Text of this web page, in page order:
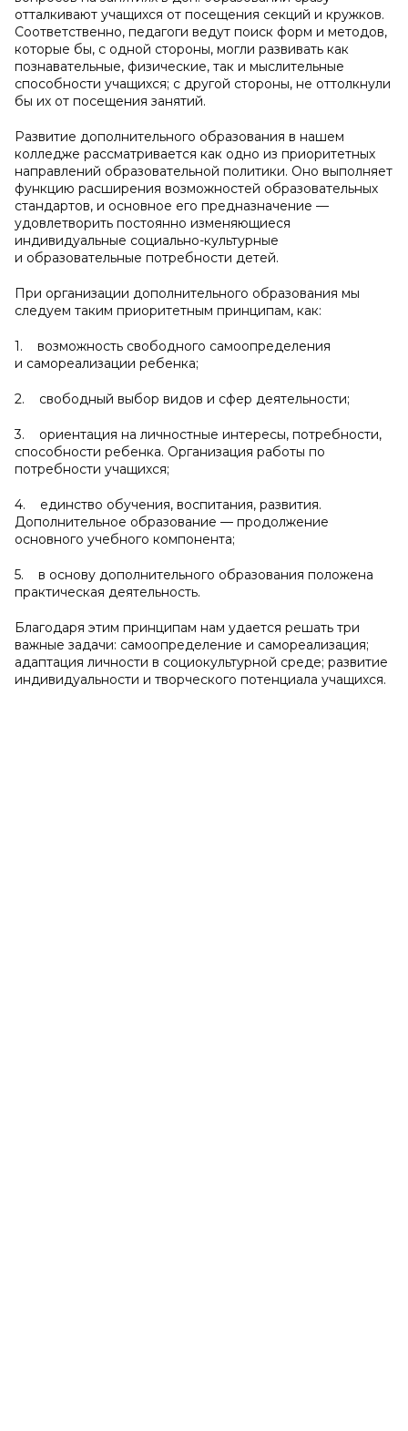
отталкивают учащихся от посещения секций и кружков.
Соответственно, педагоги ведут поиск форм и методов,
которые бы, с одной стороны, могли развивать как
познавательные, физические, так и мыслительные
способности учащихся; с другой стороны, не оттолкнули
бы их от посещения занятий.
Развитие дополнительного образования в нашем
колледже рассматривается как одно из приоритетных
направлений образовательной политики. Оно выполняет
функцию расширения возможностей образовательных
стандартов, и основное его предназначение —
удовлетворить постоянно изменяющиеся
индивидуальные социально-культурные
и образовательные потребности детей.
При организации дополнительного образования мы
следуем таким приоритетным принципам, как:
1. возможность свободного самоопределения
и самореализации ребенка;
2. свободный выбор видов и сфер деятельности;
3. ориентация на личностные интересы, потребности,
способности ребенка. Организация работы по
потребности учащихся;
4. единство обучения, воспитания, развития.
Дополнительное образование — продолжение
основного учебного компонента;
5. в основу дополнительного образования положена
практическая деятельность.
Благодаря этим принципам нам удается решать три
важные задачи: самоопределение и самореализация;
адаптация личности в социокультурной среде; развитие
индивидуальности и творческого потенциала учащихся.